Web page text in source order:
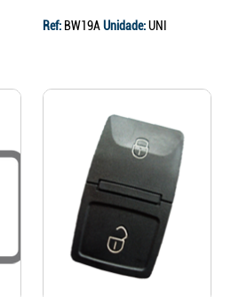
Ref: BW19AUnidade:UNI